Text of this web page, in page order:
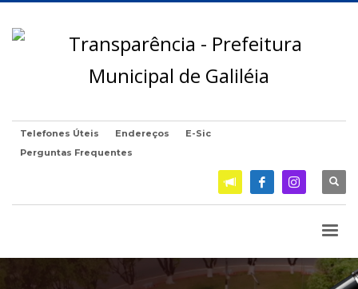
Telefones Úteis Endereços
E-Sic
Perguntas Frequentes